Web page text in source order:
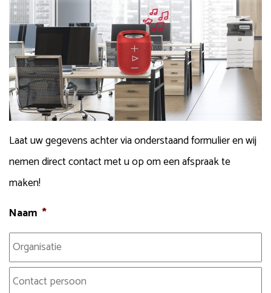
Laat uw gegevens achter via onderstaand formulier en wij
nemen direct contact met u op om een afspraak te
maken!
Naam *